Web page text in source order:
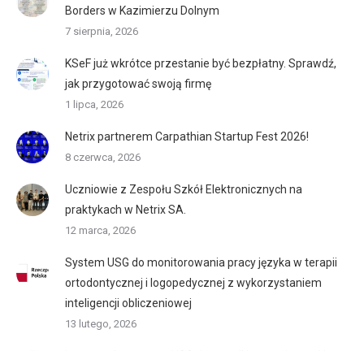
Borders w Kazimierzu Dolnym
7 sierpnia, 2026
KSeF już wkrótce przestanie być bezpłatny. Sprawdź,
jak przygotować swoją firmę
1 lipca, 2026
Netrix partnerem Carpathian Startup Fest 2026!
8 czerwca, 2026
Uczniowie z Zespołu Szkół Elektronicznych na
praktykach w Netrix SA.
12 marca, 2026
System USG do monitorowania pracy języka w terapii
ortodontycznej i logopedycznej z wykorzystaniem
inteligencji obliczeniowej
13 lutego, 2026